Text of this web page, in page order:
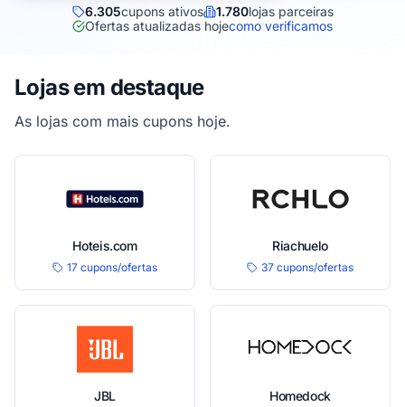
6.305cupons ativos 1.780lojas parceiras
Ofertas atualizadas hojecomo verificamos
Lojas em destaque
As lojas com mais cupons hoje.
Hoteis.com
17 cupons/ofertas
Riachuelo
37 cupons/ofertas
JBL Homedock